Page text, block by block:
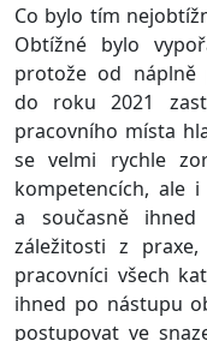
Co bylo tím
Obtížné bylo
protože od náplně
do roku 2021
pracovního místa
se velmi rychle
kompetencích, ale
a současně
záležitosti z
pracovníci všech
ihned po nástupu
postupovat ve